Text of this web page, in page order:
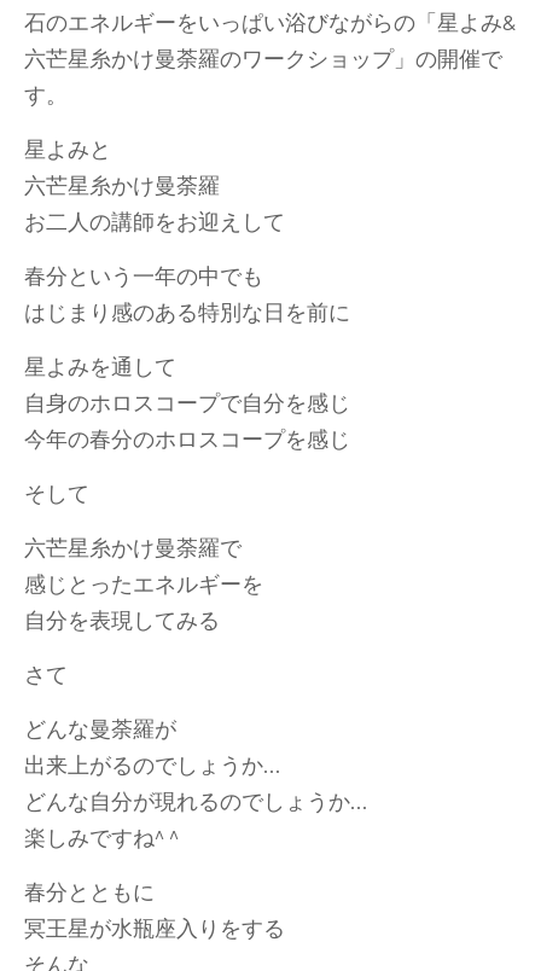
石のエネルギーをいっぱい浴びながらの「星よみ&
六芒星糸かけ曼荼羅のワークショップ」の開催で
す。
星よみと
六芒星糸かけ曼荼羅
お二人の講師をお迎えして
春分という一年の中でも
はじまり感のある特別な日を前に
星よみを通して
自身のホロスコープで自分を感じ
今年の春分のホロスコープを感じ
そして
六芒星糸かけ曼荼羅で
感じとったエネルギーを
自分を表現してみる
さて
どんな曼荼羅が
出来上がるのでしょうか…
どんな自分が現れるのでしょうか…
楽しみですね^ ^
春分とともに
冥王星が水瓶座入りをする
そんな